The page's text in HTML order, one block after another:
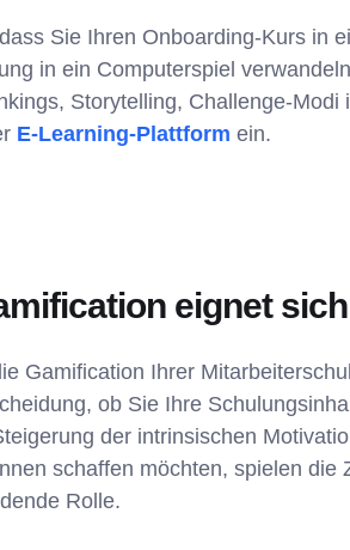
Sie Ihren Onboarding-Kurs in
in ein Computerspiel
Storytelling, Challenge-Modi
E-Learning-Plattform ein.
eignet
Gamification Ihrer
ob Sie Ihre
der intrinsischen
schaffen möchten, spielen die
Rolle.